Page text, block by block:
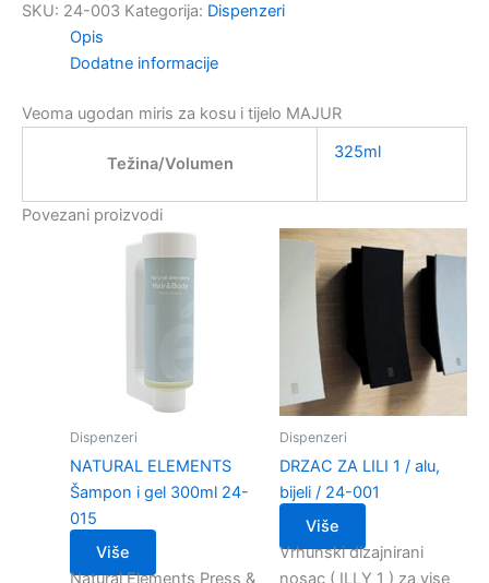
SKU: 24-003 Kategorija: Dispenzeri
Opis
Dodatne informacije
Veoma ugodan miris za kosu i tijelo MAJUR
Težina/Volumen
325ml
Povezani proizvodi
Dispenzeri
NATURAL ELEMENTS
Šampon i gel 300ml 24-
015
Više
Natural Elements Press &
Dispenzeri
DRZAC ZA LILI 1 / alu,
bijeli / 24-001
Više
Vrhunski dizajnirani
nosac ( ILLY 1 ) za vise